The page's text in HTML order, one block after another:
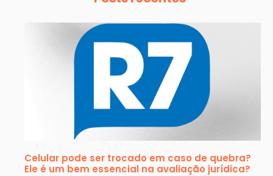
Celular pode ser trocado em caso de quebra?
Ele é um bem essencial na avaliação jurídica?